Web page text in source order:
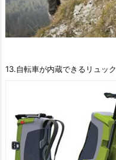
13.自転車が内蔵できるリュック